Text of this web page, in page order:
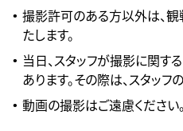
撮影許可のある方以外は、
たします。
当日、スタッフが撮影に関す
あります。その際は、スタッフ
動画の撮影はご遠慮ください。